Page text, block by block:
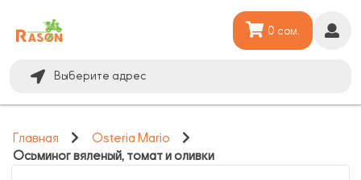
Выберите адрес
0 сом.
Главная
Osteria Mario
Осьминог вяленый, томат и оливки